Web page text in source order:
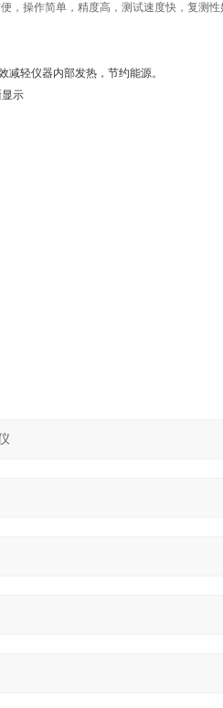
操作简单，精度高，测试速度快，复测性
减轻仪器内部发热，节约能源。
示